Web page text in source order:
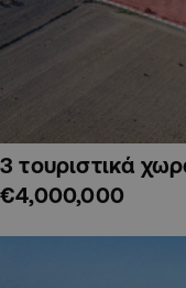
3 τουριστικά
€4,000,000